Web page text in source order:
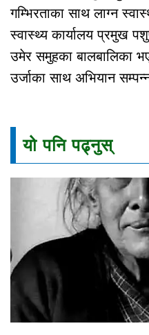
गम्भिरताका साथ लाग्न
स्वास्थ्य कार्यालय प्रमुख
उमेर समुहका बालबालिका
उर्जाका साथ अभियान
यो पनि पढ्नुस्